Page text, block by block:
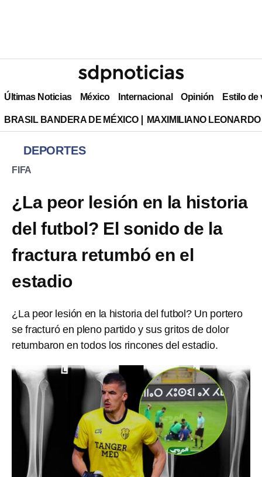
Últimas Noticias México Internacional Opinión Estilo de
BRASIL BANDERA DE MÉXICO MAXIMILIANO
DEPORTES
FIFA
¿La peor lesión en la historia
del futbol? El sonido de la
fractura retumbó en el
estadio
¿La peor lesión en la historia del futbol? Un portero
se fracturó en pleno partido y sus gritos de dolor
retumbaron en todos los rincones del estadio.